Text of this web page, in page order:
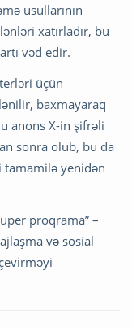
üsullarının
xatırladır, bu
vəd edir.
üçün
baxmayaraq
anons X-in şifrəli
sonra olub, bu da
tamamilə yenidən
proqrama” –
və sosial